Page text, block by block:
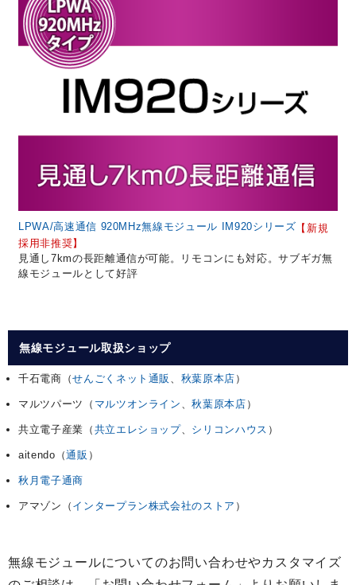
LPWA/高速通信 920MHz無線モジュール IM920シリーズ 【新規
採用非推奨】
見通し7kmの長距離通信が可能。リモコンにも対応。サブギガ無
線モジュールとして好評
無線モジュール取扱ショップ
千石電商（せんごくネット通販 秋葉原本店 ）
マルツパーツ（ マルツオンライン 、秋葉原本店 ）
共立電子産業（ 共立エレショップ、 シリコンハウス ）
aitendo（通販 ）
秋月電子通商
アマゾン（ インタープラン株式会社のストア ）
無線モジュールについてのお問い合わせやカスタマイズ